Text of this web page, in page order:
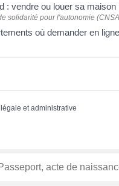
: vendre ou louer sa maison
solidarité pour l'autonomie
où demander en
et administrative